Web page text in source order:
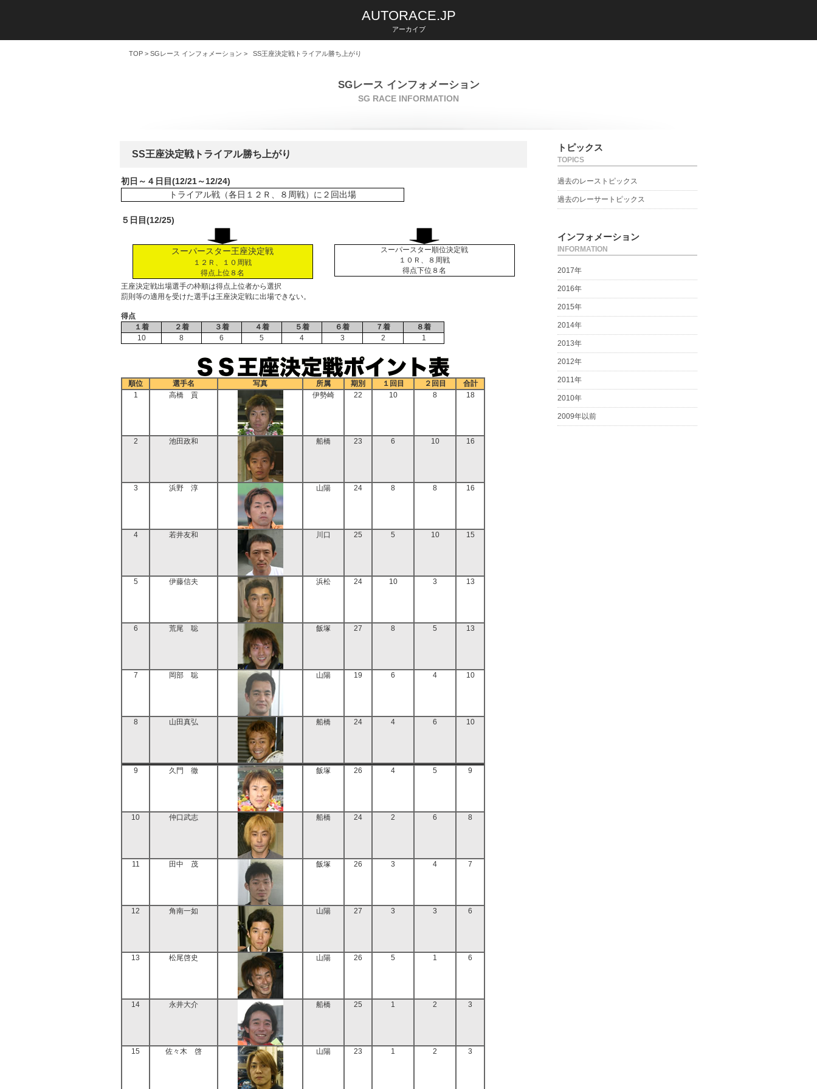
AUTORACE.JP
アーカイブ
TOP > SGレース インフォメーション > SS王座決定戦トライアル勝ち上がり
SGレース インフォメーション
SG RACE INFORMATION
SS王座決定戦トライアル勝ち上がり
初日～４日目(12/21～12/24)
トライアル戦（各日１２Ｒ、８周戦）に２回出場
５日目(12/25)
スーパースター王座決定戦
１２Ｒ、１０周戦
得点上位８名
スーパースター順位決定戦
１０Ｒ、８周戦
得点下位８名
王座決定戦出場選手の枠順は得点上位者から選択
罰則等の適用を受けた選手は王座決定戦に出場できない。
得点
１着
２着 ３着 ４着 ５着 ６着 ７着
８着
10
8 6 5 4 3 2 1
順位 選手名 写真 所属 期別 １回目 ２回目
合計
1
高橋 貢 伊勢崎 22 10 8 18
2 池田政和 船橋 23 6 10 16
3 浜野 淳 山陽 24 8 8 16
4 若井友和 川口 25 5 10 15
5 伊藤信夫 浜松 24 10 3 13
6 荒尾 聡 飯塚 27 8 5 13
7 岡部 聡 山陽 19 6 4 10
8 山田真弘 船橋 24 4 6 10
9 久門 徹 飯塚 26 4 5 9
10 仲口武志 船橋 24 2 6 8
11 田中 茂 飯塚 26 3 4 7
12 角南一如 山陽 27 3 3 6
13 松尾啓史 山陽 26 5 1 6
14 永井大介 船橋 25 1 2 3
15 佐々木 啓 山陽 23 1 2 3
トピックス
TOPICS
過去のレーストピックス
過去のレーサートピックス
インフォメーション
INFORMATION
2017年
2016年
2015年
2014年
2013年
2012年
2011年
2010年
2009年以前